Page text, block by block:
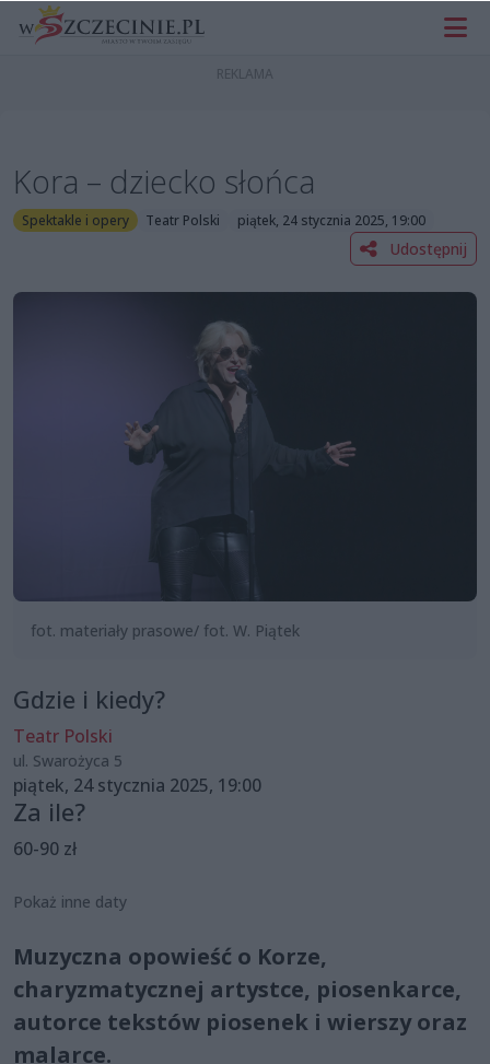
Kora – dziecko słońca
Spektakle i opery Teatr Polski piątek, 24 stycznia 2025, 19:00
Udostępnij
fot. materiały prasowe/ fot. W. Piątek
Gdzie i kiedy?
Teatr Polski
ul. Swarożyca 5
piątek, 24 stycznia 2025, 19:00
Za ile?
60-90 zł
Pokaż inne daty
Muzyczna opowieść o Korze,
charyzmatycznej artystce, piosenkarce,
autorce tekstów piosenek i wierszy oraz
malarce.